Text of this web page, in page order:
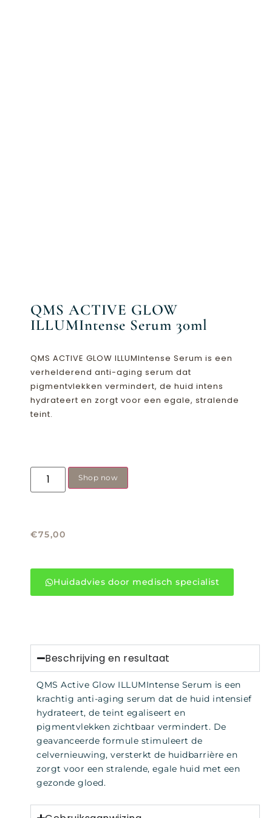
QMS ACTIVE GLOW
ILLUMIntense Serum 30ml
QMS ACTIVE GLOW ILLUMIntense Serum is een
verhelderend anti-aging serum dat
pigmentvlekken vermindert, de huid intens
hydrateert en zorgt voor een egale, stralende
teint.
Shop now
€75,00
Huidadvies door medisch specialist
Beschrijving en resultaat
QMS Active Glow ILLUMIntense Serum is een
krachtig anti-aging serum dat de huid intensief
hydrateert, de teint egaliseert en
pigmentvlekken zichtbaar vermindert. De
geavanceerde formule stimuleert de
celvernieuwing, versterkt de huidbarrière en
zorgt voor een stralende, egale huid met een
gezonde gloed.